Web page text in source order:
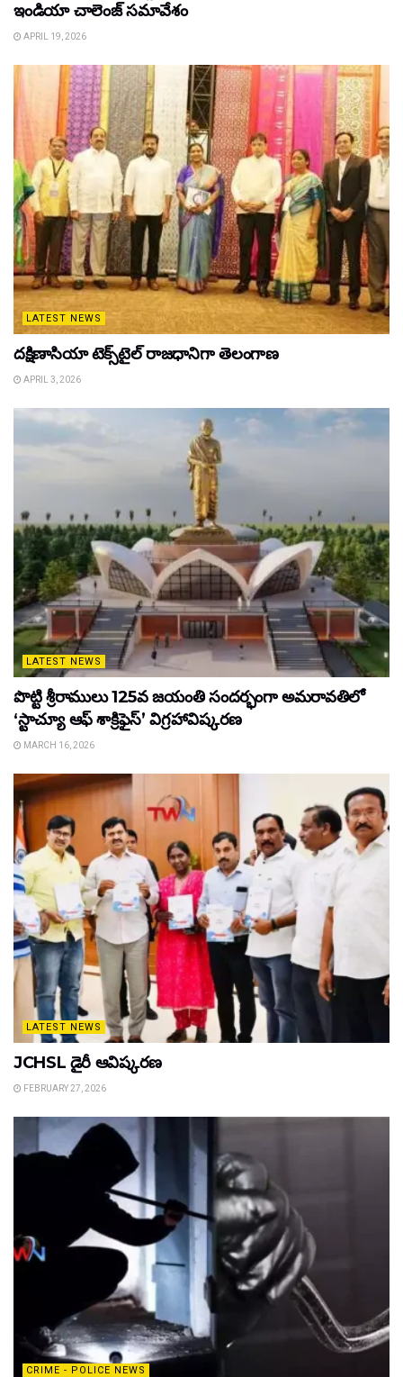
ఇండియా చాలెంజ్ సమావేశం
APRIL 19, 2026
LATEST NEWS
దక్షిణాసియా టెక్స్‌టైల్ రాజధానిగా తెలంగాణ
APRIL 3, 2026
LATEST NEWS
పొట్టి శ్రీరాములు 125వ జయంతి సందర్భంగా అమరావతిలో
‘స్టాచ్యూ ఆఫ్ శాక్రిఫైస్’ విగ్రహావిష్కరణ
MARCH 16, 2026
LATEST NEWS
JCHSL డైరీ ఆవిష్కరణ
FEBRUARY 27, 2026
CRIME - POLICE NEWS